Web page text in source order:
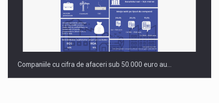
Companiile cu cifra de afaceri sub 50.000 euro au…